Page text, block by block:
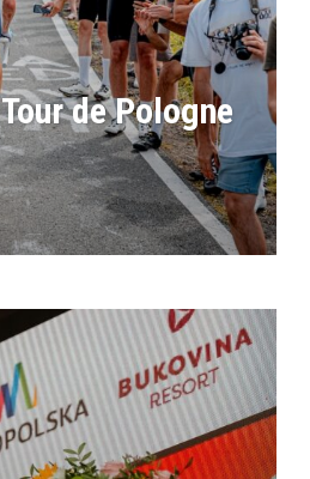
de Pologne